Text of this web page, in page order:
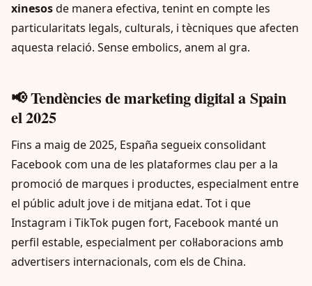
xinesosde manera efectiva, tenint en compte les
particularitats legals, culturals, i tècniques que afecten
aquesta relació. Sense embolics, anem al gra.
📢 Tendències de marketing digital a Spain
el 2025
Fins a maig de 2025, España segueix consolidant
Facebook com una de les plataformes clau per a la
promoció de marques i productes, especialment entre
el públic adult jove i de mitjana edat. Tot i que
Instagram i TikTok pugen fort, Facebook manté un
perfil estable, especialment per col·laboracions amb
advertisers internacionals, com els de China.